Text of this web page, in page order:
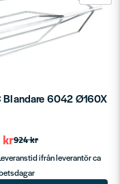
- M14
Blandare 6042
924 kr
kr
ifrån leverantör ca